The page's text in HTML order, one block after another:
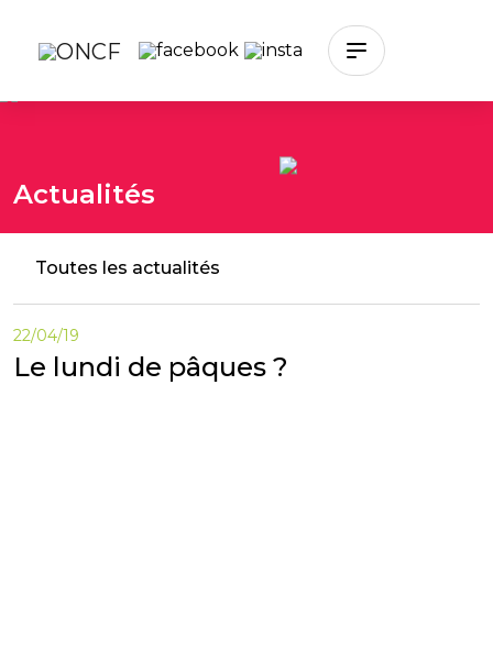
Actualités
Toutes les actualités
22/04/19
Le lundi de pâques ?